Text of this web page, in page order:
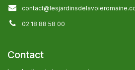
02 18 88 58 00
Contact